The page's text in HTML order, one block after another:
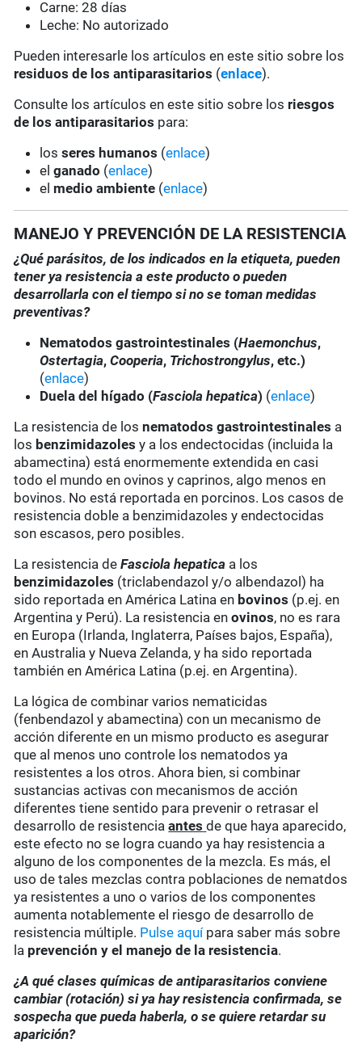
Carne: 28 días
Leche: No autorizado
Pueden interesarle los artículos en este sitio sobre los
residuos de los antiparasitarios (enlace).
Consulte los artículos en este sitio sobre los riesgos
de los antiparasitarios para:
losseres humanos (enlace)
elganado (enlace)
el medio ambiente (enlace)
MANEJO Y PREVENCIÓN DE LA RESISTENCIA
¿Qué parásitos, de los indicados en la etiqueta, pueden
tener ya resistencia a este producto o pueden
desarrollarla con el tiempo si no se toman medidas
preventivas?
Nematodos gastrointestinales (Haemonchus,
Ostertagia,Cooperia, Trichostrongylus, etc.)
(enlace)
Duela del hígado (Fasciola hepatica) (enlace)
La resistencia de losnematodos gastrointestinales a
los benzimidazoles y a los endectocidas (incluida la
abamectina) está enormemente extendida en casi
todo el mundo en ovinos y caprinos, algo menos en
bovinos. No está reportada en porcinos. Los casos de
resistencia doble a benzimidazoles y endectocidas
son escasos, pero posibles.
La resistencia deFasciola hepatica a los
benzimidazoles (triclabendazol y/o albendazol) ha
sido reportada en América Latina en bovinos (p.ej. en
Argentina y Perú). La resistencia enovinos, no es rara
en Europa (Irlanda, Inglaterra, Países bajos, España),
en Australia y Nueva Zelanda, y ha sido reportada
también en América Latina (p.ej. en Argentina).
La lógica de combinar varios nematicidas
(fenbendazol y abamectina) con un mecanismo de
acción diferente en un mismo producto es asegurar
que al menos uno controle los nematodos ya
resistentes a los otros. Ahora bien, si combinar
sustancias activas con mecanismos de acción
diferentes tiene sentido para prevenir o retrasar el
desarrollo de resistenciaantes de que haya aparecido,
este efecto no se logra cuando ya hay resistencia a
alguno de los componentes de la mezcla. Es más, el
uso de tales mezclas contra poblaciones de nematdos
ya resistentes a uno o varios de los componentes
aumenta notablemente el riesgo de desarrollo de
resistencia múltiple. Pulse aquí para saber más sobre
la prevención y el manejo de la resistencia.
¿A qué clases químicas de antiparasitarios conviene
cambiar (rotación) si ya hay resistencia confirmada, se
sospecha que pueda haberla, o se quiere retardar su
aparición?